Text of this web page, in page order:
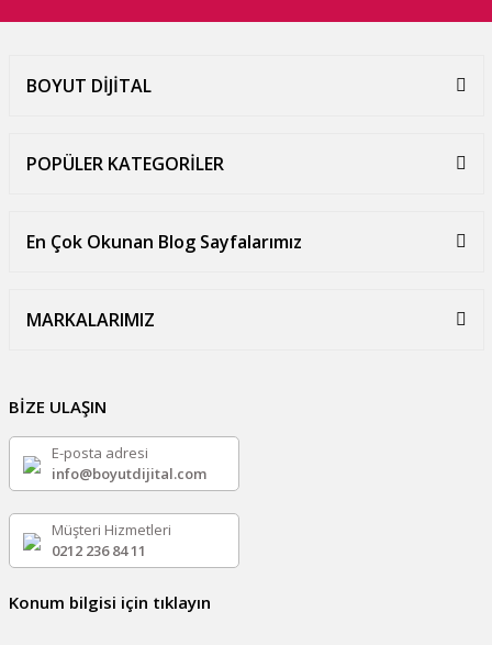
BOYUT DİJİTAL
POPÜLER KATEGORİLER
En Çok Okunan Blog Sayfalarımız
MARKALARIMIZ
BİZE ULAŞIN
E-posta adresi
info@boyutdijital.com
Müşteri Hizmetleri
0212 236 84 11
Konum bilgisi için tıklayın